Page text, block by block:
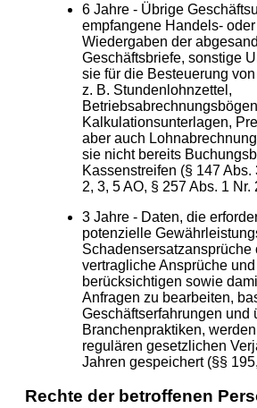
6 Jahre - Übrige
empfangene Handels-
Wiedergaben der
Geschäftsbriefe, sonstige
sie für die Besteuerung
z. B. Stundenlohnzettel,
Kalkulationsunterlagen,
aber auch
sie nicht bereits
Kassenstreifen (§ 147 Abs.
2, 3, 5 AO, § 257 Abs. 1 Nr.
3 Jahre - Daten, die
potenzielle
Schadensersatzansprüche
vertragliche Ansprüche
berücksichtigen sowie
Anfragen zu bearbeiten,
Geschäftserfahrungen und
Branchenpraktiken,
regulären gesetzlichen
Jahren gespeichert (§§
Rechte der betroffenen